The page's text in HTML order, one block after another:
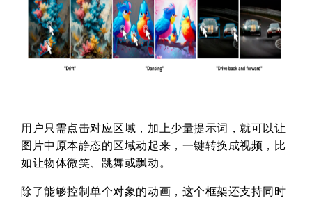
用户只需点击对应区域，加上少量提示词，就可以让
图片中原本静态的区域动起来，一键转换成视频，比
如让物体微笑、跳舞或飘动。
除了能够控制单个对象的动画，这个框架还支持同时